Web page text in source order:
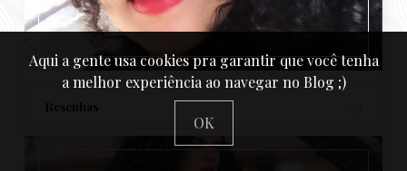
Resenhas
Aqui a gente usa cookies pra garantir que você tenha
a melhor experiência ao navegar no Blog ;)
OK